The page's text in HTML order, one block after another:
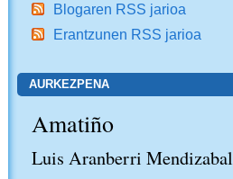
Blogaren RSS jarioa
Erantzunen RSS jarioa
AURKEZPENA
Amatiño
Luis Aranberri Mendizabal